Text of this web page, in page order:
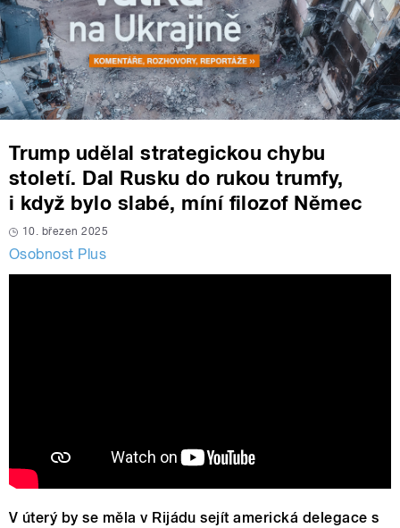
Trump udělal strategickou chybu
století. Dal Rusku do rukou trumfy,
i když bylo slabé, míní filozof Němec
10. březen 2025
Osobnost Plus
V úterý by se měla v Rijádu sejít americká delegace s